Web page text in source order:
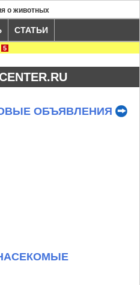
о животных
СТАТЬИ
5
ОБЪЯВЛЕНИЯ